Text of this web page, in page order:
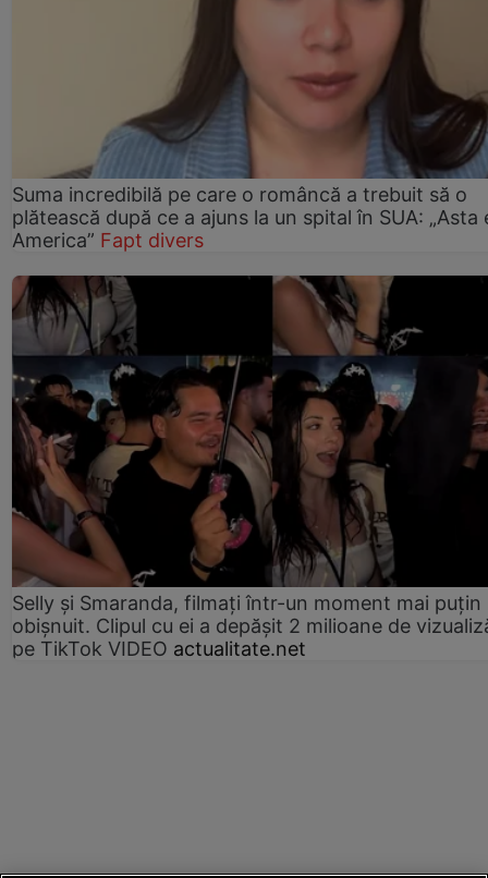
Suma incredibilă pe care o româncă a trebuit să o
plătească după ce a ajuns la un spital în SUA: „Asta
America” Fapt divers
Selly și Smaranda, filmați într-un moment mai puțin
obișnuit. Clipul cu ei a depășit 2 milioane de
pe TikTok VIDEO actualitate.net